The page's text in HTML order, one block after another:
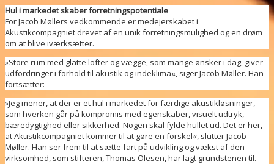
Hul i markedet skaber forretningspotentiale
For Jacob Møllers vedkommende er medejerskabet i
Akustikcompagniet drevet af en unik forretningsmulighed og en drøm
om at blive iværksætter.
»Store rum med glatte lofter og vægge, som mange ønsker i dag, giver
udfordringer i forhold til akustik og indeklima«, siger Jacob Møller. Han
fortsætter:
»Jeg mener, at der er et hul i markedet for færdige akustikløsninger,
som hverken går på kompromis med egenskaber, visuelt udtryk,
bæredygtighed eller sikkerhed. Nogen skal fylde hullet ud. Det er her,
at Akustikcompagniet kommer til at gøre en forskel«, slutter Jacob
Møller. Han ser frem til at sætte fart på udvikling og vækst af den
virksomhed, som stifteren, Thomas Olesen, har lagt grundstenen til.